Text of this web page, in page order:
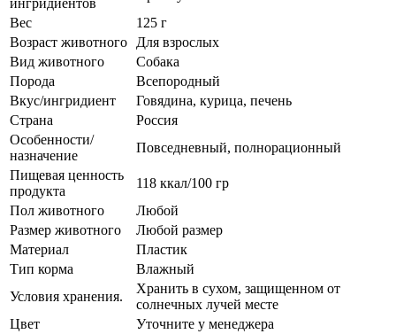
ингридиентов
Вес
125 г
Возраст животного
Для взрослых
Вид животного
Собака
Порода
Всепородный
Вкус/ингридиент
Говядина, курица, печень
Страна
Россия
Особенности/
назначение
Повседневный, полнорационный
Пищевая ценность
продукта
118 ккал/100 гр
Пол животного
Любой
Размер животного
Любой размер
Материал
Пластик
Тип корма
Влажный
Условия хранения.
Хранить в сухом, защищенном от
солнечных лучей месте
Цвет
Уточните у менеджера